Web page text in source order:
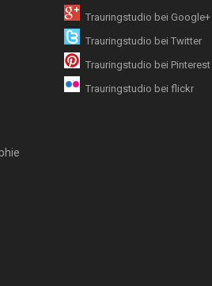
Trauringstudio bei Google+
Trauringstudio bei Twitter
Trauringstudio bei Pinterest
Trauringstudio bei flickr